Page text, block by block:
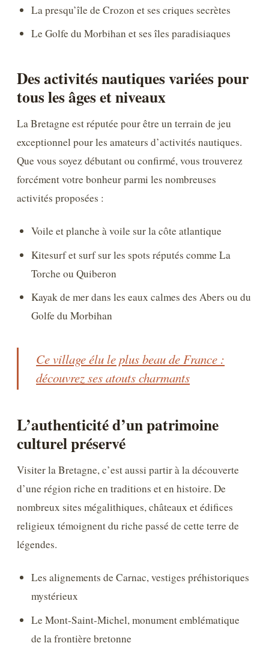
La presqu’île de Crozon et ses criques secrètes
Le Golfe du Morbihan et ses îles paradisiaques
Des activités nautiques variées pour
tous les âges et niveaux
La Bretagne est réputée pour être un terrain de jeu
exceptionnel pour les amateurs d’activités nautiques.
Que vous soyez débutant ou confirmé, vous trouverez
forcément votre bonheur parmi les nombreuses
activités proposées :
Voile et planche à voile sur la côte atlantique
Kitesurf et surf sur les spots réputés comme La
Torche ou Quiberon
Kayak de mer dans les eaux calmes des Abers ou du
Golfe du Morbihan
Ce village élu le plus beau de France :
découvrez ses atouts charmants
L’authenticité d’un patrimoine
culturel préservé
Visiter la Bretagne, c’est aussi partir à la découverte
d’une région riche en traditions et en histoire. De
nombreux sites mégalithiques, châteaux et édifices
religieux témoignent du riche passé de cette terre de
légendes.
Les alignements de Carnac, vestiges préhistoriques
mystérieux
Le Mont-Saint-Michel, monument emblématique
de la frontière bretonne